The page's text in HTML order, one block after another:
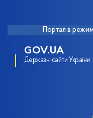
Портал в
GOV.UA
Державні сайти України